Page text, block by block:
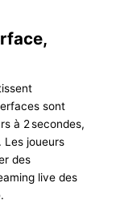
sont
à 2 secondes,
Les joueurs
des
live des